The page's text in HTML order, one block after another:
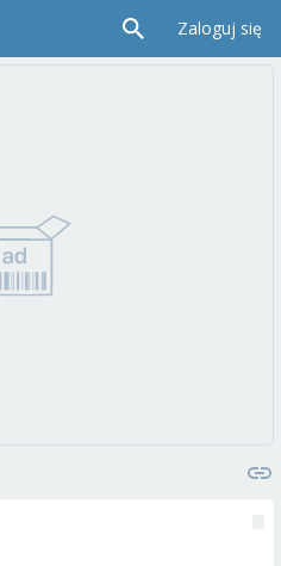
Zaloguj się